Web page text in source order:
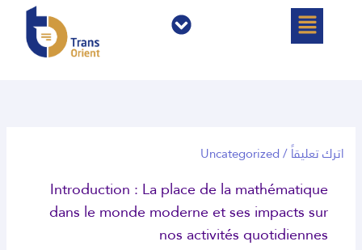
القائمة القائمة
اترك تعليقاً/
Uncategorized
Introduction : La place de la mathématique
dans le monde moderne et ses impacts sur
nos activités quotidiennes